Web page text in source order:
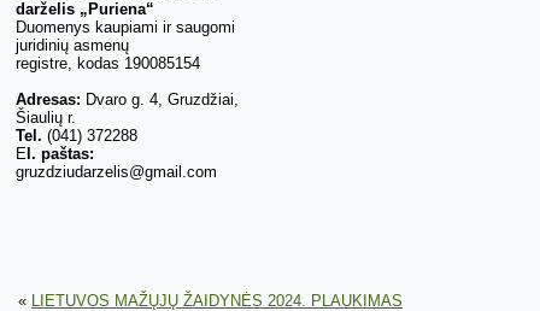
darželis „Puriena“
Duomenys kaupiami ir saugomi
juridinių asmenų
registre, kodas 190085154
Adresas: Dvaro g. 4, Gruzdžiai,
Šiaulių r.
Tel. (041) 372288
E l. paštas:
gruzdziudarzelis@gmail.com
« LIETUVOS MAŽŲJŲ ŽAIDYNĖS 2024. PLAUKIMAS